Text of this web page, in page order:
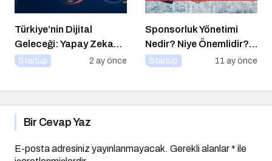
Türkiye’nin Dijital
Geleceği: Yapay Zeka
Çağında “BİLGE”
Startup 2 ay önce
Sponsorluk Yönetimi
Nedir? Niye Önemlidir?
Nasıl Yapılır?
Startup 11 ay önce
Bir Cevap Yaz
E-posta adresiniz yayınlanmayacak. Gerekli alanlar* ile